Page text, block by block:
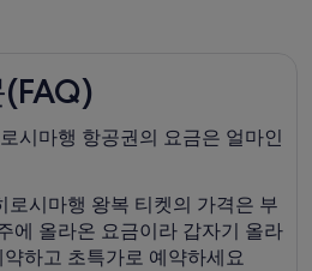
시마행 항공권의 요금은 얼마인
로시마행 왕복 티켓의 가격은 부
에 올라온 요금이라 갑자기 올라
하고 초특가로 예약하세요